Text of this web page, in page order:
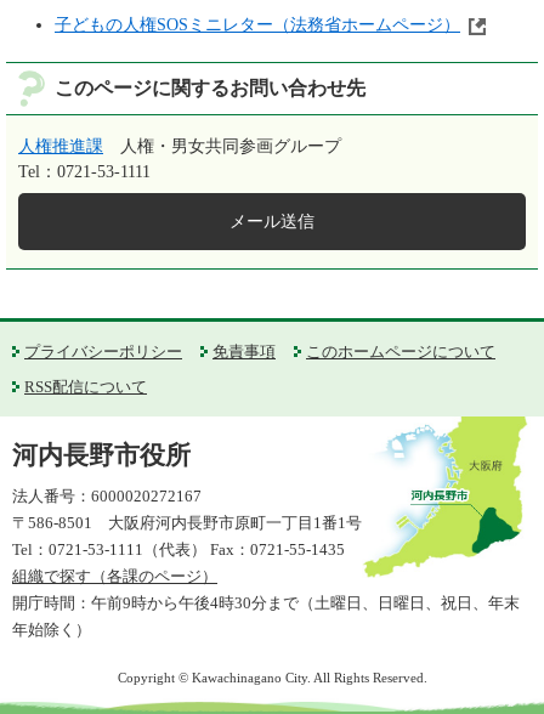
子どもの人権SOSミニレター（法務省ホームページ）
このページに関するお問い合わせ先
人権推進課
人権・男女共同参画グループ
Tel：0721-53-1111
メール送信
プライバシーポリシー 免責事項
このホームページについて
RSS配信について
河内長野市役所
法人番号：6000020272167
〒586-8501 大阪府河内長野市原町一丁目1番1号
Tel：0721-53-1111（代表） Fax：0721-55-1435
組織で探す（各課のページ）
開庁時間：午前9時から午後4時30分まで（土曜日、日曜日、祝日、年末
年始除く）
Copyright © Kawachinagano City. All Rights Reserved.